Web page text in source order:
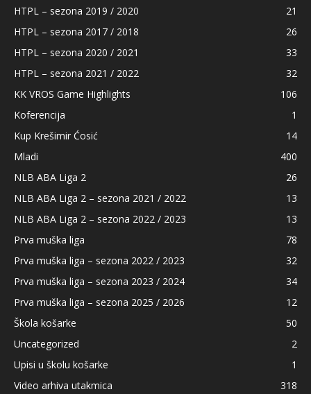
HTPL – sezona 2019 / 2020
21
HTPL – sezona 2017 / 2018
26
HTPL – sezona 2020 / 2021
33
HTPL – sezona 2021 / 2022
32
KK VROS Game Highlights
106
Koferencija
1
Kup Krešimir Ćosić
14
Mladi
400
NLB ABA Liga 2
26
NLB ABA Liga 2 – sezona 2021 / 2022
13
NLB ABA Liga 2 – sezona 2022 / 2023
13
Prva muška liga
78
Prva muška liga – sezona 2022 / 2023
32
Prva muška liga – sezona 2023 / 2024
34
Prva muška liga – sezona 2025 / 2026
12
Škola košarke
50
Uncategorized
2
Upisi u školu košarke
1
Video arhiva utakmica
318